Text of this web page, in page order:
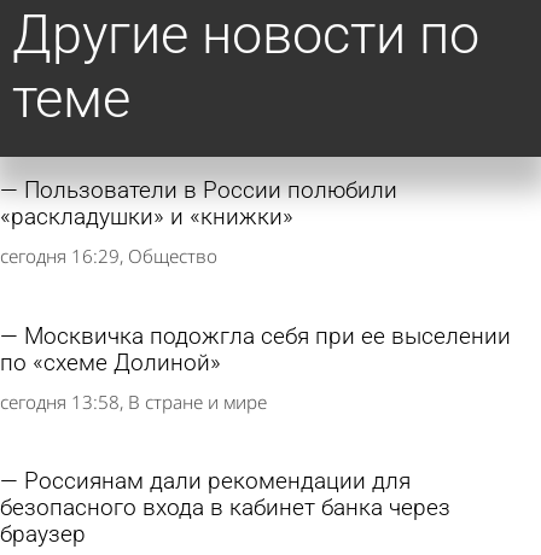
Другие новости по
теме
Пользователи в России полюбили
«раскладушки» и «книжки»
сегодня 16:29 Общество
Москвичка подожгла себя при ее выселении
по «схеме Долиной»
сегодня 13:58 В стране и мире
Россиянам дали рекомендации для
безопасного входа в кабинет банка через
браузер